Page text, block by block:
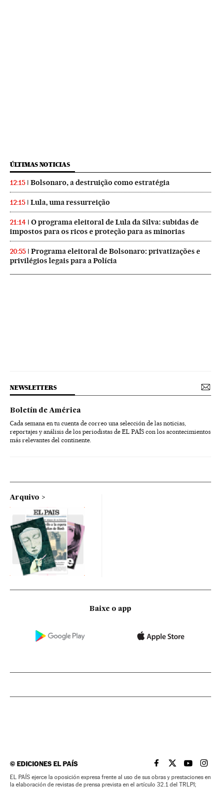
ÚLTIMAS NOTICIAS
12:15 Bolsonaro, a destruição como estratégia
12:15 Lula, uma ressurreição
21:14
O programa eleitoral de Lula da Silva: subidas de
impostos para os ricos e proteção para as minorias
20:55
Programa eleitoral de Bolsonaro: privatizações e
privilégios legais para a Polícia
NEWSLETTERS
Boletín de América
Cada semana en tu cuenta de correo una selección de las noticias,
reportajes y análisis de los periodistas de EL PAÍS con los acontecimientos
más relevantes del continente.
Arquivo
Baixe o app
©EDICIONES EL PAÍS EL PAÍS BRASIL EN
EL PAÍSEL PAÍS
EL
EL PAÍS ejerce la oposición expresa frente al uso de sus obras y prestaciones en
la elaboración de revistas de prensa prevista en el artículo 32.1 del TRLPI;